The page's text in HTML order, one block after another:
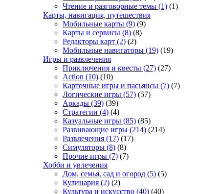
Чтение и разговорные темы (1) (1)
Карты, навигация, путешествия
Мобильные карты (9) (9)
Карты и сервисы (8) (8)
Редакторы карт (2) (2)
Мобильные навигаторы (19) (19)
Игры и развлечения
Приключения и квесты (27) (27)
Action (10) (10)
Карточные игры и пасьянсы (7) (7)
Логические игры (57) (57)
Аркады (39) (39)
Стратегии (4) (4)
Казуальные игры (85) (85)
Развивающие игры (214) (214)
Развлечения (17) (17)
Симуляторы (8) (8)
Прочие игры (7) (7)
Хобби и увлечения
Дом, семья, сад и огород (5) (5)
Кулинария (2) (2)
Культура и искусство (40) (40)